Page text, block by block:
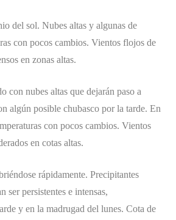
del sol. Nubes altas y algunas de
con pocos cambios. Vientos flojos de
en zonas altas.
con nubes altas que dejarán paso a
algún posible chubasco por la tarde. En
con pocos cambios. Vientos
en cotas altas.
rápidamente. Precipitantes
ser persistentes e intensas,
y en la madrugad del lunes. Cota de